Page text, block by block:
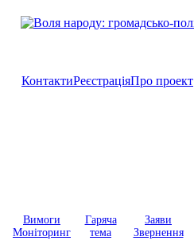
КонтактиРеєстраціяПро проект
Вимоги
Моніторинг
Гаряча
тема
Заяви
Звернення